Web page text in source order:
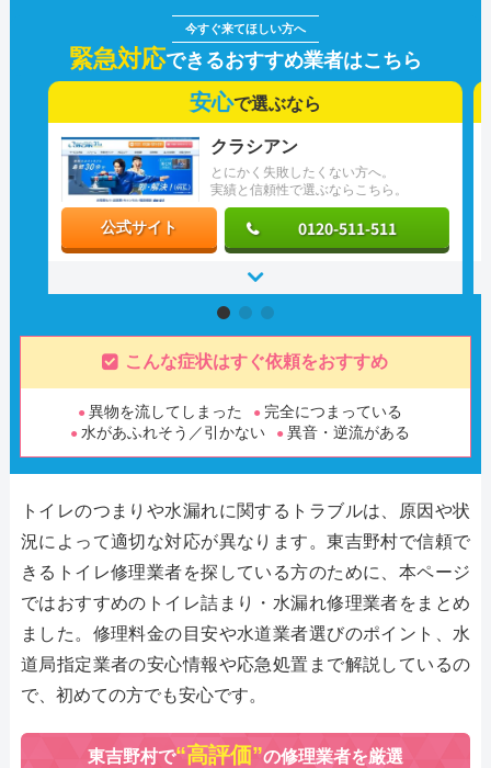
緊急対応できるおすすめ業者はこちら
安心で選ぶなら
とにかく失敗したくない方へ。
実績と信頼性で選ぶならこちら。
クラシアン
公式サイト 0120-511-511
こんな症状はすぐ依頼をおすすめ
異物を流してしまった
完全につまっている
水があふれそう／引かない
異音・逆流がある
トイレのつまりや水漏れに関するトラブルは、原因や状
況によって適切な対応が異なります。東吉野村で信頼で
きるトイレ修理業者を探している方のために、本ページ
ではおすすめのトイレ詰まり・水漏れ修理業者をまとめ
ました。修理料金の目安や水道業者選びのポイント、水
道局指定業者の安心情報や応急処置まで解説しているの
で、初めての方でも安心です。
東吉野村で“高評価”の修理業者を厳選